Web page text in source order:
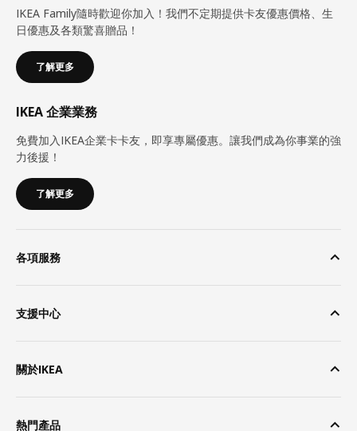
IKEA Family隨時歡迎你加入！我們不定期提供卡友優惠價格、生
日優惠及各類驚喜贈品！
了解更多
IKEA 企業業務
免費加入IKEA企業卡卡友，即享專屬優惠。讓我們成為你事業的強
力後援！
了解更多
各項服務
支援中心
關於IKEA
熱門產品